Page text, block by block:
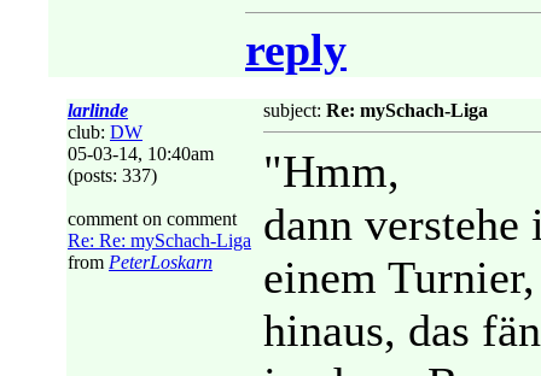
reply
larlinde
club: DW
05-03-14, 10:40am
(posts: 337)
comment on comment
Re: Re: mySchach-Liga
from PeterLoskarn
subject: Re: mySchach-Liga
"Hmm,
dann
einem
hinaus, das